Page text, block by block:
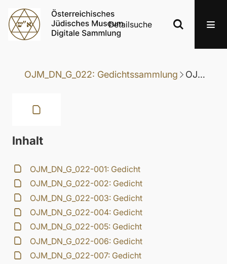
Detailsuche
OJM_DN_G_022: Gedichtssammlung OJM_DN_G_022-005: Gedicht
Inhalt
OJM_DN_G_022-001: Gedicht
OJM_DN_G_022-002: Gedicht
OJM_DN_G_022-003: Gedicht
OJM_DN_G_022-004: Gedicht
OJM_DN_G_022-005: Gedicht
OJM_DN_G_022-006: Gedicht
OJM_DN_G_022-007: Gedicht